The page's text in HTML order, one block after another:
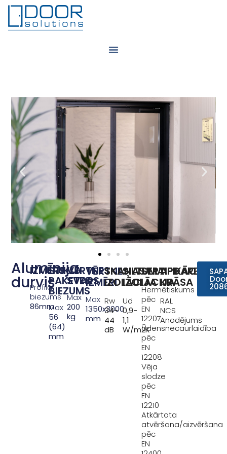
Alumīnija
durvis
IZMĒRS
Profila
biezums
86mm
STIKLA
PAKETES
BIEZUMS
Max
56
(64)
mm
VĒRTNES
SVARS
Max
200
kg
VĒRTNES
IZMĒRI
Max
1350x3000
mm
SKAŅAS
IZOLĀCIJA
Rw
34-
44
dB
SILTUMA
IZOLĀCIJA
Ud
0,9-
1,1
W/m2K
SERTIFIKĀCIJA
Hermētiskums
pēc
EN
12207
Ūdensnecaurlaidība
pēc
EN
12208
Vēja
slodze
pēc
EN
12210
Atkārtota
atvēršana/aizvēršana
pēc
EN
APDARES
KRĀSA
RAL
NCS
Anodējums